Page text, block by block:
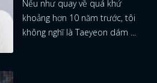
Nếu như quay về quá khứ
khoảng hơn 10 năm trước, tôi
không nghĩ là Taeyeon dám ...